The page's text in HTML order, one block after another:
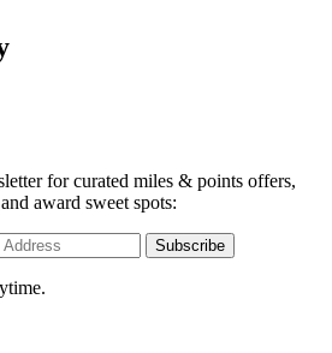
for curated miles & points offers,
award sweet spots:
Subscribe